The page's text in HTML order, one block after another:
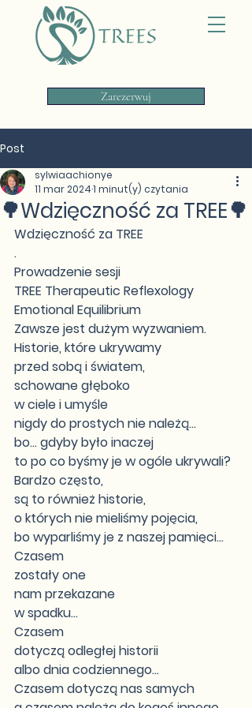
Zarezerwuj
Post
🌳Wdzięczność za TREE🌳
sylwiaachionye
11 mar 20241 minut(y) czytania
Wdzięczność za TREE
.
Prowadzenie sesji
TREE Therapeutic Reflexology
Emotional Equilibrium
Zawsze jest dużym wyzwaniem.
Historie, które ukrywamy
przed sobą i światem,
schowane głęboko
w ciele i umyśle
nigdy do prostych nie należą...
bo... gdyby było inaczej
to po co byśmy je w ogóle ukrywali?
Bardzo często,
są to również historie,
o których nie mieliśmy pojęcia,
bo wyparliśmy je z naszej pamięci...
Czasem
zostały one
nam przekazane
w spadku...
Czasem
dotyczą odległej historii
albo dnia codziennego...
Czasem dotyczą nas samych